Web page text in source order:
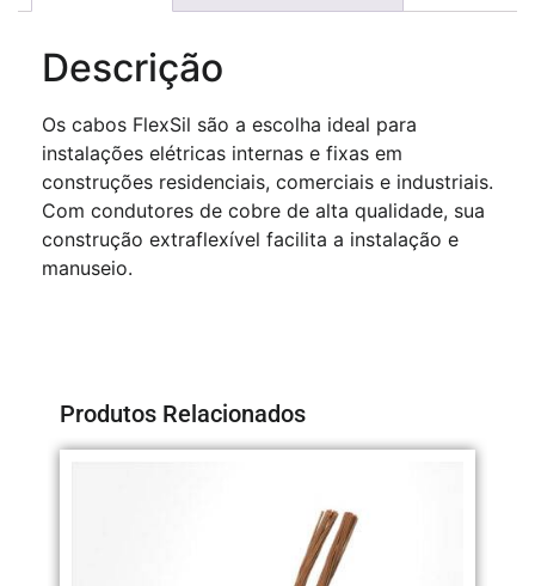
Descrição
Os cabos FlexSil são a escolha ideal para
instalações elétricas internas e fixas em
construções residenciais, comerciais e industriais.
Com condutores de cobre de alta qualidade, sua
construção extraflexível facilita a instalação e
manuseio.
Produtos Relacionados